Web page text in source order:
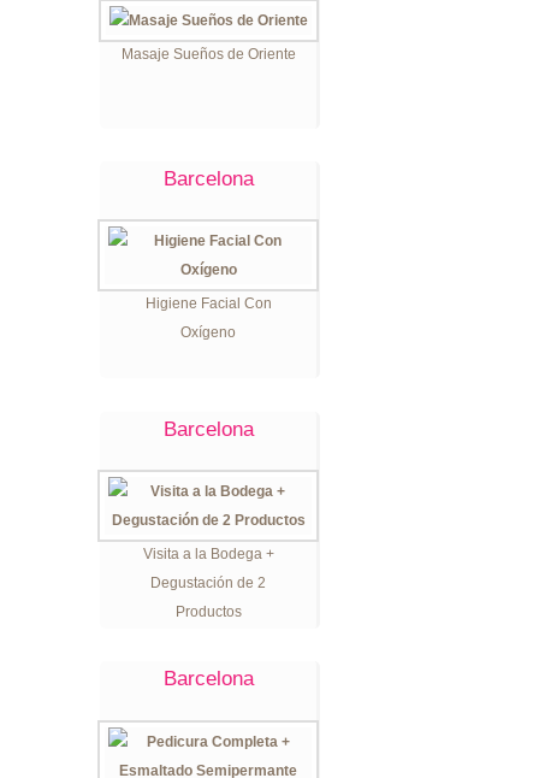
Masaje Sueños de Oriente
Barcelona
Higiene Facial Con
Oxígeno
Barcelona
Visita a la Bodega +
Degustación de 2
Productos
Barcelona